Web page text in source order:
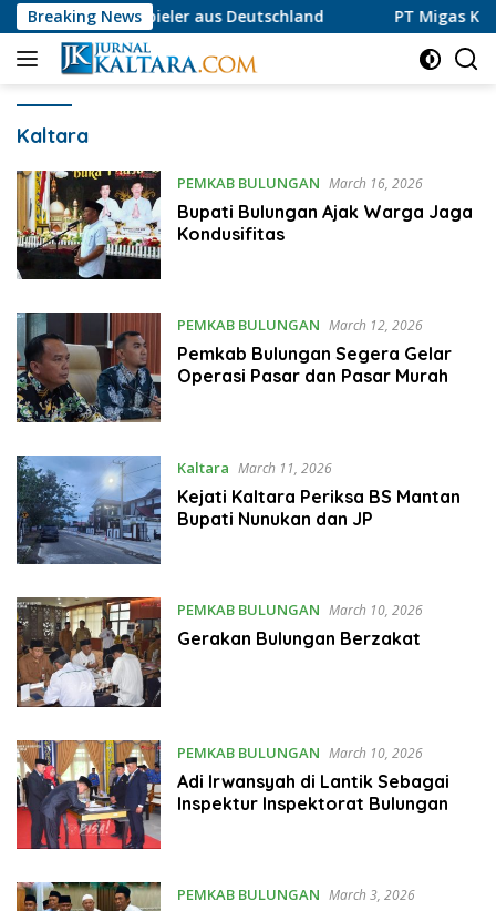
Skip
to
content
Breaking News
aus Deutschland PT Migas Kaltara Jaya
Kaltara
PEMKAB BULUNGAN March 16, 2026
Bupati Bulungan Ajak Warga Jaga
Kondusifitas
PEMKAB BULUNGAN March 12, 2026
Pemkab Bulungan Segera Gelar
Operasi Pasar dan Pasar Murah
Kaltara March 11, 2026
Kejati Kaltara Periksa BS Mantan
Bupati Nunukan dan JP
PEMKAB BULUNGAN March 10, 2026
Gerakan Bulungan Berzakat
PEMKAB BULUNGAN March 10, 2026
Adi Irwansyah di Lantik Sebagai
Inspektur Inspektorat Bulungan
PEMKAB BULUNGAN March 3, 2026